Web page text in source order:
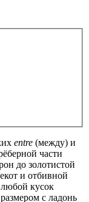
entre (между) и
части
до золотистой
и отбивной
любой кусок
с ладонь